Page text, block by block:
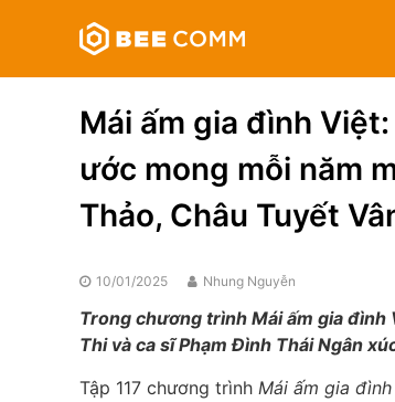
Bee
Comm
Truyền
đa
tiện
Mái ấm gia đình
ước mong mỗi năm
Thảo, Châu Tuyết
10/01/2025 Nhung Nguyễn
Trong chương trình Mái ấm gia đình
Thi và ca sĩ Phạm Đình Thái Ngân
Tập 117 chương trình Mái ấm gia